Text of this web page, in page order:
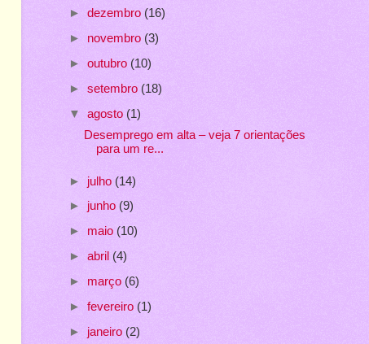
► dezembro (16)
► novembro (3)
► outubro (10)
► setembro (18)
▼ agosto (1)
Desemprego em alta – veja 7 orientações
para um re...
► julho (14)
► junho (9)
► maio (10)
► abril (4)
► março (6)
► fevereiro (1)
► janeiro (2)